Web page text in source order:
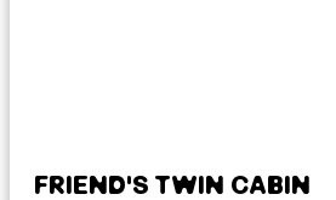
FRIEND'S TWIN CABIN